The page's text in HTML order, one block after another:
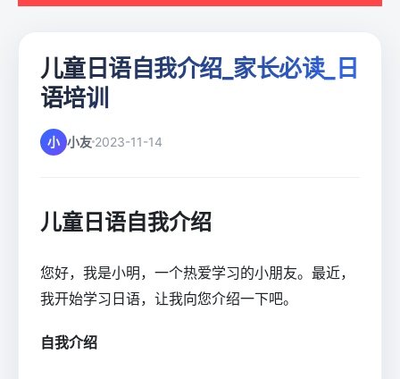
儿童日语自我介绍_家长必读_日
语培训
小 小友 2023-11-14
儿童日语自我介绍
您好，我是小明，一个热爱学习的小朋友。最近，
我开始学习日语，让我向您介绍一下吧。
自我介绍